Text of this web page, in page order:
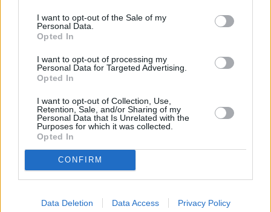
I want to opt-out of the Sale of my
Personal Data.
Opted In
I want to opt-out of processing my
Personal Data for Targeted Advertising.
Opted In
I want to opt-out of Collection, Use,
Retention, Sale, and/or Sharing of my
Personal Data that Is Unrelated with the
Purposes for which it was collected.
Opted In
CONFIRM
Data Deletion Data Access Privacy Policy
66επιχειρήσεις παρουσιάστηκαν
μπροστά στους Έλληνες επενδυτές και οι
από αυτές πέτυχαν μία επικερδή και